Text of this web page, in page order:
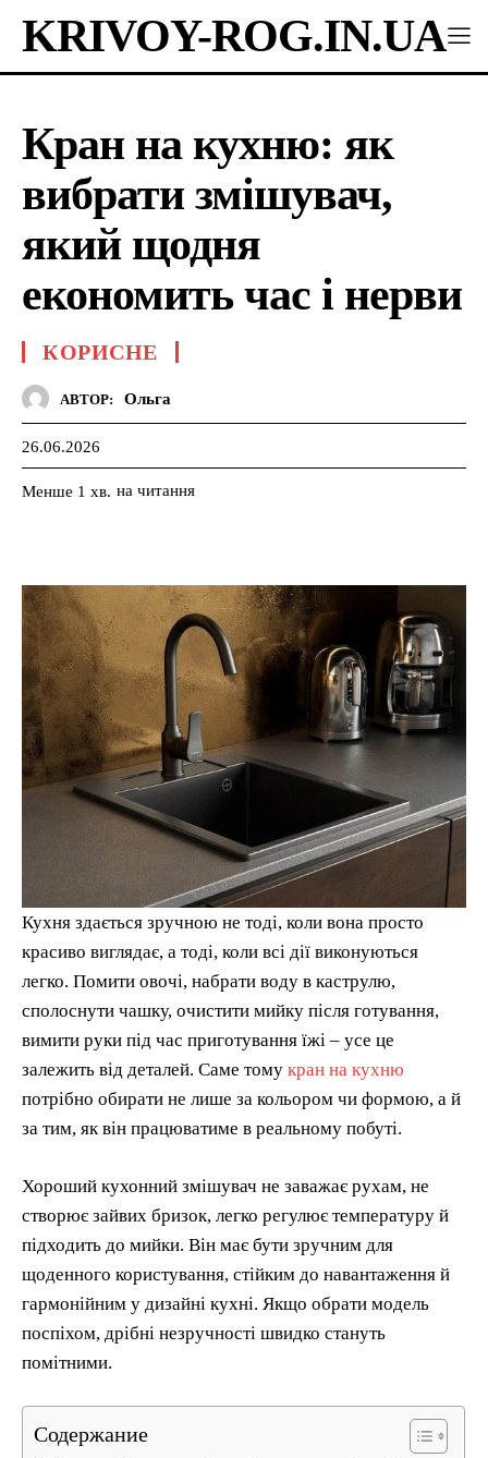
KRIVOY-ROG.IN.UA
Кран на кухню: як
вибрати змішувач,
який щодня
економить час і нерви
КОРИСНЕ
АВТОР: Ольга
26.06.2026
Менше 1 хв. на читання
Кухня здається зручною не тоді, коли вона просто
красиво виглядає, а тоді, коли всі дії виконуються
легко. Помити овочі, набрати воду в каструлю,
сполоснути чашку, очистити мийку після готування,
вимити руки під час приготування їжі – усе це
залежить від деталей. Саме тому кран на кухню
потрібно обирати не лише за кольором чи формою, а й
за тим, як він працюватиме в реальному побуті.
Хороший кухонний змішувач не заважає рухам, не
створює зайвих бризок, легко регулює температуру й
підходить до мийки. Він має бути зручним для
щоденного користування, стійким до навантаження й
гармонійним у дизайні кухні. Якщо обрати модель
поспіхом, дрібні незручності швидко стануть
помітними.
Содержание